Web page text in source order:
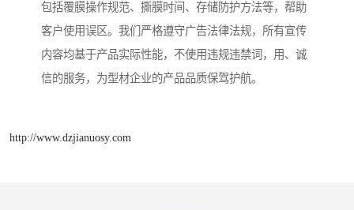
包括覆膜操作规范、撕膜时间、存储防护方法等，帮助
客户使用误区。我们严格遵守广告法律法规，所有宣传
内容均基于产品实际性能，不使用违规违禁词，用、诚
信的服务，为型材企业的产品品质保驾护航。
http://www.dzjianuosy.com